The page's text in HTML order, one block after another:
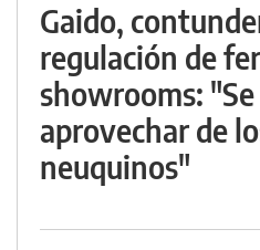
Gaido,
regulación de
showrooms:
aprovechar de
neuquinos"